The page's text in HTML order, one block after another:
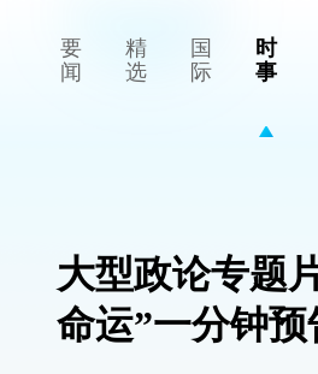
要
闻
精
选
国
际
时
事
大型政论专题
命运”一分钟预